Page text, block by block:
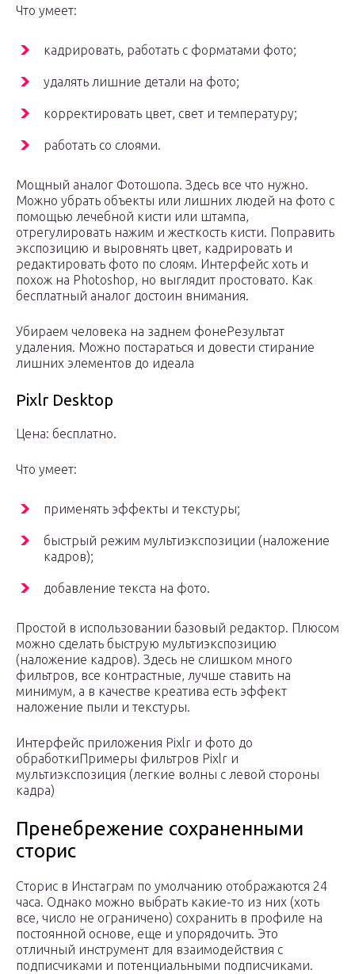
Что умеет:
кадрировать, работать с форматами фото;
удалять лишние детали на фото;
корректировать цвет, свет и температуру;
работать со слоями.
Мощный аналог Фотошопа. Здесь все что нужно.
Можно убрать объекты или лишних людей на фото с
помощью лечебной кисти или штампа,
отрегулировать нажим и жесткость кисти. Поправить
экспозицию и выровнять цвет, кадрировать и
редактировать фото по слоям. Интерфейс хоть и
похож на Photoshop, но выглядит простовато. Как
бесплатный аналог достоин внимания.
Убираем человека на заднем фонеРезультат
удаления. Можно постараться и довести стирание
лишних элементов до идеала
Pixlr Desktop
Цена: бесплатно.
Что умеет:
применять эффекты и текстуры;
быстрый режим мультиэкспозиции (наложение
кадров);
добавление текста на фото.
Простой в использовании базовый редактор. Плюсом
можно сделать быструю мультиэкспозицию
(наложение кадров). Здесь не слишком много
фильтров, все контрастные, лучше ставить на
минимум, а в качестве креатива есть эффект
наложение пыли и текстуры.
Интерфейс приложения Pixlr и фото до
обработкиПримеры фильтров Pixlr и
мультиэкспозиция (легкие волны с левой стороны
кадра)
Пренебрежение сохраненными
сторис
Сторис в Инстаграм по умолчанию отображаются 24
часа. Однако можно выбрать какие-то из них (хоть
все, число не ограничено) сохранить в профиле на
постоянной основе, еще и упорядочить. Это
отличный инструмент для взаимодействия с
подписчиками и потенциальными подписчиками.